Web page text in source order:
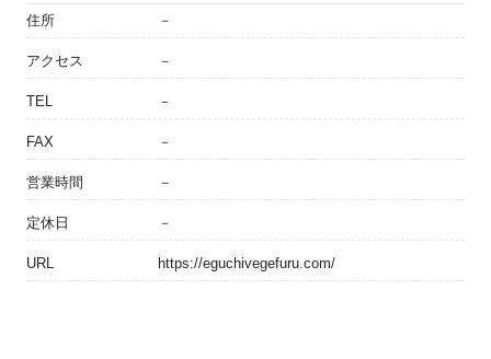
住所 －
アクセス －
TEL －
FAX －
営業時間 －
定休日 －
URL https://eguchivegefuru.com/